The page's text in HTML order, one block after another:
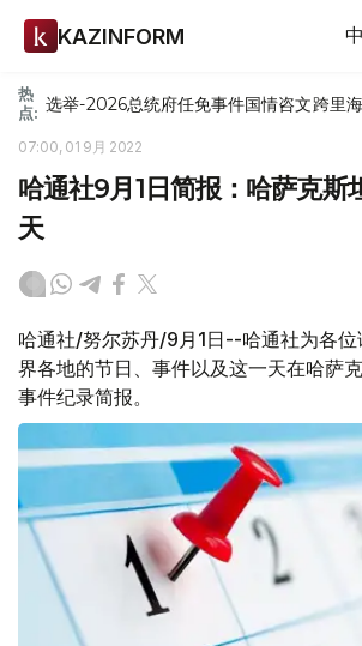
KAZINFORM
热
点: 选举-2026总统府任免事件国情咨文跨里
07:00, 01 9月 2022
哈通社9月1日简报：哈萨克斯
天
哈通社/努尔苏丹/9月1日--哈通社为各
界各地的节日、事件以及这一天在哈萨
事件纪录简报。